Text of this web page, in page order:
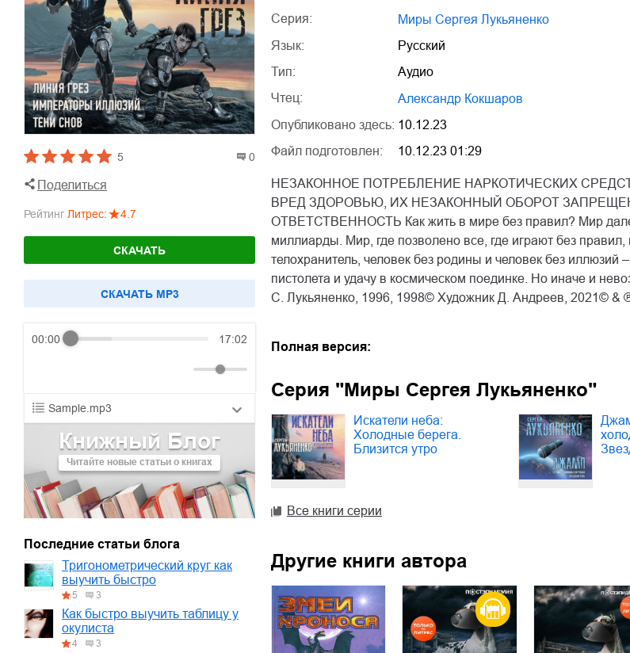
5 0
Поделиться
Рейтинг Литрес: 4.7
СКАЧАТЬ
CКАЧАТЬ MP3
00:00 17:02
Sample.mp3
01.mp3 30:10
02.mp3
03.mp3 20:00
Книжный Блог
Читайте новые статьи о книгах
Последние статьи блога
Тригонометрический круг как
выучить быстро
5 3
Как быстро выучить таблицу у
окулиста
4 3
Серия:
Миры Сергея Лукьяненко
Язык:
Русский
Тип:
Аудио
Чтец:
Александр Кокшаров
Опубликовано здесь: 10.12.23
Файл подготовлен:
10.12.23 01:29
НЕЗАКОННОЕ ПОТРЕБЛЕНИЕ НАРКОТИЧЕСКИХ
ВРЕД ЗДОРОВЬЮ, ИХ НЕЗАКОННЫЙ ОБОРОТ
ОТВЕТСТВЕННОСТЬ Как жить в мире без правил? Мир
миллиарды. Мир, где позволено все, где играют без
телохранитель, человек без родины и человек без
пистолета и удачу в космическом поединке. Но иначе и
С. Лукьяненко, 1996, 1998© Художник Д. Андреев, 2021© &
Полная версия:
Серия "Миры Сергея Лукьяненко"
Искатели неба:
Холодные берега.
Близится утро
Все книги серии
Другие книги автора